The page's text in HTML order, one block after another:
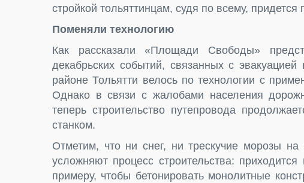
стройкой тольяттинцам, судя по всему,
Поменяли технологию
Как рассказали «Площади Свободы»
декабрьских событий, связанных с
районе Тольятти велось по технологии с
Однако в связи с жалобами населения
теперь строительство путепровода
станком.
Отметим, что ни снег, ни трескучие морозы
усложняют процесс строительства:
примеру, чтобы бетонировать монолитные